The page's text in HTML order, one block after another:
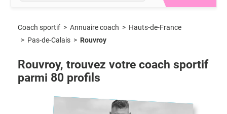
Coach sportif > Annuaire coach > Hauts-de-France
> Pas-de-Calais > Rouvroy
Rouvroy, trouvez votre coach sportif
parmi 80 profils